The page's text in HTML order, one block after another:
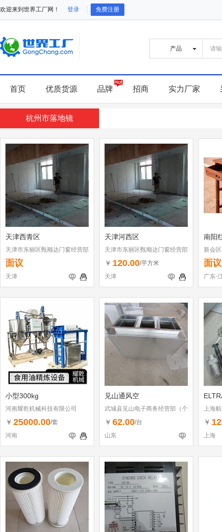
欢迎来到世界工厂网！ 登录 免费注册
首页 优质货源 品牌 招商 实力厂家
杭州市落地镜
天津西青区
天津市东丽区甄顺达门窗经营部
面议
天津
天津河西区
天津市东丽区甄顺达门窗经营部
￥ 120.00/平方米
天津
南阳
新会
面议
广东-
小型300kg
河南耀乾机械科技有限公司
￥ 25000.00/套
河南
见山通风空
武城县见山电子商务经营部（个
体工商户）
￥ 62.00/台
山东
上海
￥
上海